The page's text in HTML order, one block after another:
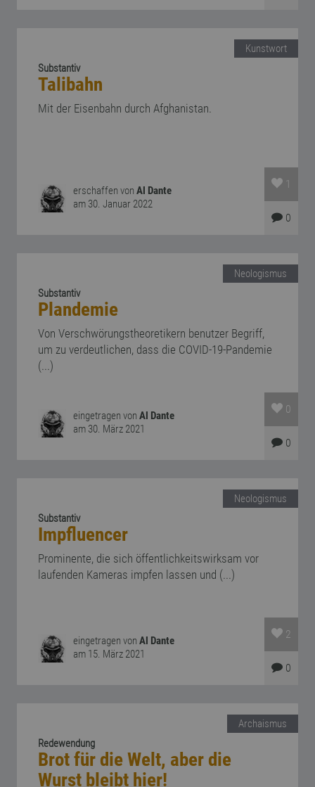
Kunstwort
Substantiv
Talibahn
Mit der Eisenbahn durch Afghanistan.
erschaffen vonAl Dante
am 30. Januar 2022
1
0
Neologismus
Substantiv
Plandemie
Von Verschwörungstheoretikern benutzer Begriff,
um zu verdeutlichen, dass die COVID-19-Pandemie
(...)
eingetragen vonAl Dante
am 30. März 2021
0
0
Neologismus
Substantiv
Impfluencer
Prominente, die sich öffentlichkeitswirksam vor
laufenden Kameras impfen lassen und (...)
eingetragen vonAl Dante
am 15. März 2021
2
0
Archaismus
Redewendung
Brot für die Welt, aber die
Wurst bleibt hier!